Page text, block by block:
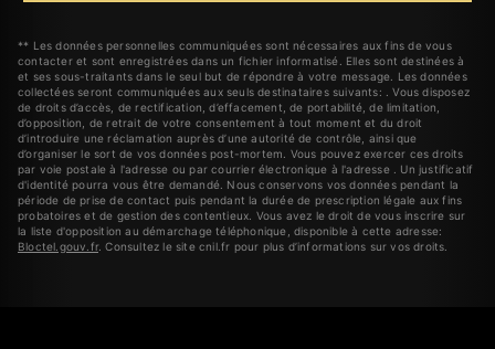
** Les données personnelles communiquées sont nécessaires aux fins de vous
contacter et sont enregistrées dans un fichier informatisé. Elles sont destinées à
et ses sous-traitants dans le seul but de répondre à votre message. Les données
collectées seront communiquées aux seuls destinataires suivants: . Vous disposez
de droits d’accès, de rectification, d’effacement, de portabilité, de limitation,
d’opposition, de retrait de votre consentement à tout moment et du droit
d’introduire une réclamation auprès d’une autorité de contrôle, ainsi que
d’organiser le sort de vos données post-mortem. Vous pouvez exercer ces droits
par voie postale à l'adresse ou par courrier électronique à l'adresse . Un justificatif
d'identité pourra vous être demandé. Nous conservons vos données pendant la
période de prise de contact puis pendant la durée de prescription légale aux fins
probatoires et de gestion des contentieux. Vous avez le droit de vous inscrire sur
la liste d'opposition au démarchage téléphonique, disponible à cette adresse:
Bloctel.gouv.fr. Consultez le site cnil.fr pour plus d’informations sur vos droits.